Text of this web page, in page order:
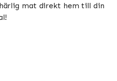
mat direkt hem till din